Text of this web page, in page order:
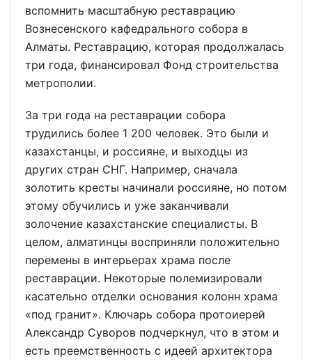
вспомнить масштабную реставрацию
Вознесенского кафедрального собора в
Алматы. Реставрацию, которая продолжалась
три года, финансировал Фонд строительства
метрополии.
За три года на реставрации собора
трудились более 1 200 человек. Это были и
казахстанцы, и россияне, и выходцы из
других стран СНГ. Например, сначала
золотить кресты начинали россияне, но потом
этому обучились и уже заканчивали
золочение казахстанские специалисты. В
целом, алматинцы восприняли положительно
перемены в интерьерах храма после
реставрации. Некоторые полемизировали
касательно отделки основания колонн храма
«под гранит». Ключарь собора протоиерей
Александр Суворов подчеркнул, что в этом и
есть преемственность с идеей архитектора